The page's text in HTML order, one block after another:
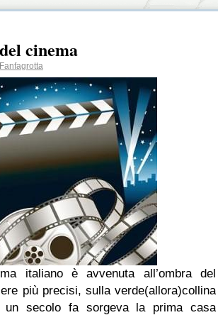
cinema
Fanfagrotta
italiano è avvenuta all’ombra del
più precisi, sulla verde(allora)collina
un secolo fa sorgeva la prima casa